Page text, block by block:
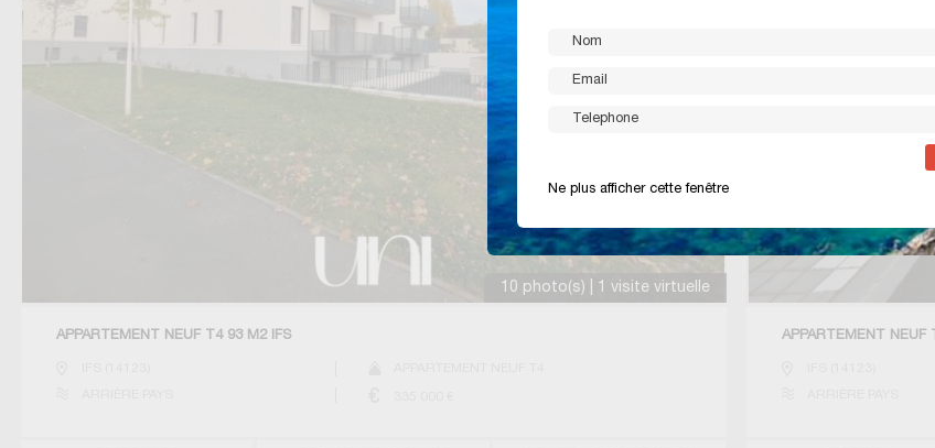
10 photo(s) | 1 visite virtuelle
APPARTEMENT NEUF T4 93 M2 IFS APPARTEMENT NEUF
Ne plus afficher cette fenêtre